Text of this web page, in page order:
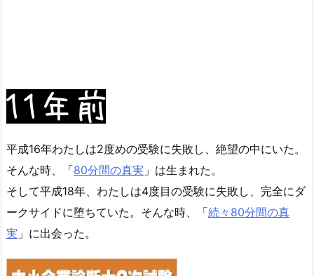
平成16年わたしは2度めの受験に失敗し、絶望の中にいた。
そんな時、「80分間の真実 」は生まれた。
そして平成18年、わたしは4度目の受験に失敗し、完全にダ
ークサイドに堕ちていた。そんな時、「続々80分間の真
実 」に出会った。